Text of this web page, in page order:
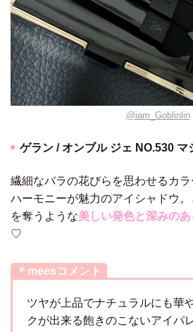
@iam_Goblinlin
ゲラン / オンブル ジェ NO.530
繊細なバラの花びらを思わせるカ
ハーモニーが魅力のアイシャドウ
を奪うような美しい発色と深みのあ
♡
＊meesコメント
ツヤが上品でナチュラルにも華
クが出来る飽きのこないアイパ